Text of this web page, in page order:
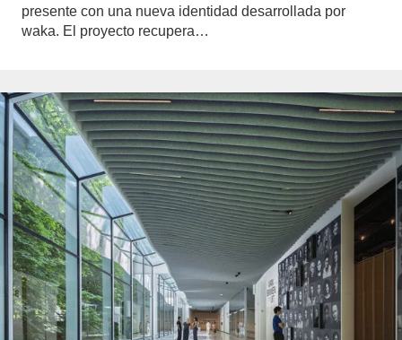
presente con una nueva identidad desarrollada por
waka. El proyecto recupera…